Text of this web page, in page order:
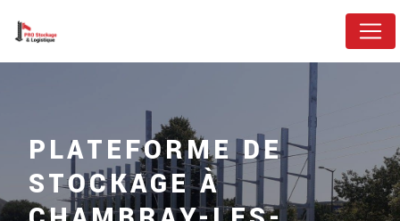
PLATEFORME DE
STOCKAGE À